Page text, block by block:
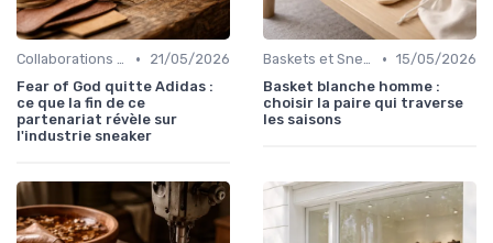
Collaborations et Éditions Limitées •
21/05/2026
Fear of God quitte Adidas :
ce que la fin de ce
partenariat révèle sur
l'industrie sneaker
Baskets et Sneakers • 15/05/2026
Basket blanche homme :
choisir la paire qui traverse
les saisons